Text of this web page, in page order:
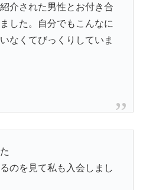
介された男性とお付き合
した。自分でもこんなに
なくてびっくりしていま
のを見て私も入会しまし